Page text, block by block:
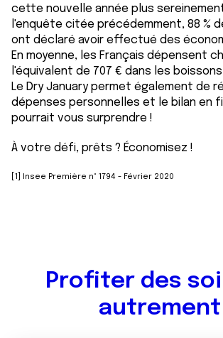
cette nouvelle année plus
l'enquête citée précédemment, 88 %
ont déclaré avoir effectué des
En moyenne, les Français dépensent
l'équivalent de 707 € dans les
Le Dry January permet également de
dépenses personnelles et le bilan en
pourrait vous surprendre !
À votre défi, prêts ? Économisez !
[1] Insee Première n° 1794 - Février 2020
Profiter des
autrement